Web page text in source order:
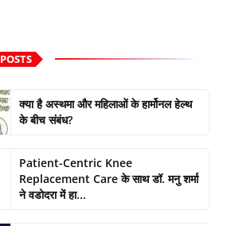
POSTS
क्या है अस्थमा और महिलाओं के हार्मोनल हेल्थ
के बीच संबंध?
Patient-Centric Knee
Replacement Care के साथ डॉ. मनु शर्मा
ने वडोदरा में हा...